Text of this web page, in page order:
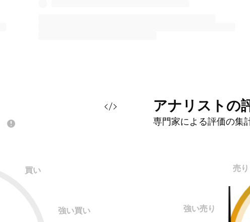
買い
強い買い
アナリストの
専門家による評価の集
売り
強い売り